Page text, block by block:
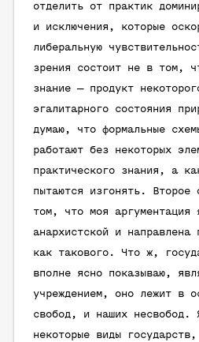
отделить от практик
и исключения, которые
либеральную
зрения состоит не в том,
знание — продукт
эгалитарного состояния
думаю, что формальные
работают без некоторых
практического знания, а
пытаются изгонять. Второе
том, что моя аргументация
анархистской и направлена
как такового. Что ж,
вполне ясно показываю,
учреждением, оно лежит в
свобод, и наших несвобод.
некоторые виды